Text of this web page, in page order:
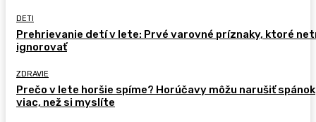
DETI
Prehrievanie detí v lete: Prvé varovné príznaky, ktoré
ignorovať
ZDRAVIE
Prečo v lete horšie spíme? Horúčavy môžu narušiť spánok
viac, než si myslíte